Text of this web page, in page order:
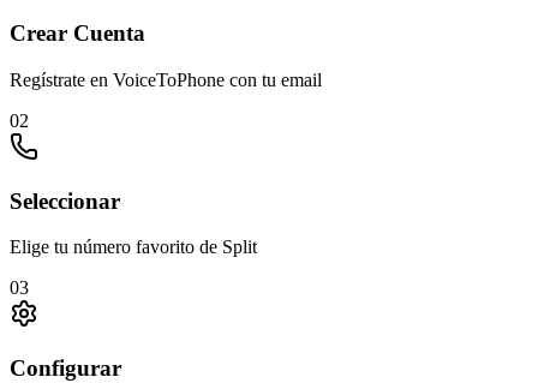
Crear Cuenta
Regístrate en VoiceToPhone con tu email
02
Seleccionar
Elige tu número favorito de Split
03
Configurar